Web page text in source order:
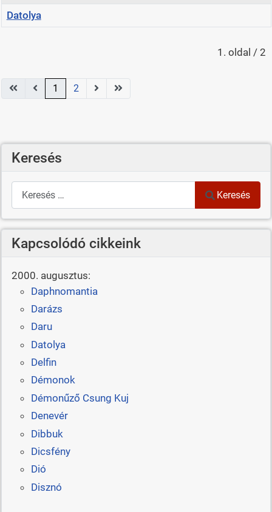
Datolya
1. oldal / 2
1 2
Keresés
Keresés
Keresés
Kapcsolódó cikkeink
2000. augusztus:
Daphnomantia
Darázs
Daru
Datolya
Delfin
Démonok
Démonűző Csung Kuj
Denevér
Dibbuk
Dicsfény
Dió
Disznó